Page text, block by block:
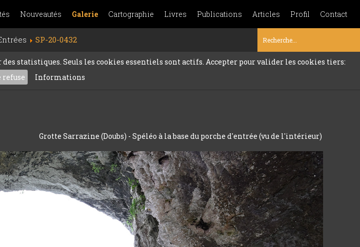
Nouveautés Galerie Cartographie Livres Publications Articles Profil Contact
SP-20-0432
statistiques. Seuls les cookies essentiels sont actifs. Accepter pour valider les cookies tiers:
refuse Informations
Grotte Sarrazine (Doubs) - Spéléo à la base du porche d'entrée (vu de l'intérieur)